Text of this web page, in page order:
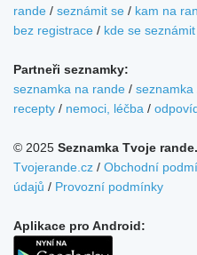
rande / seznámit se / kam na
bez registrace / kde se seznámit
Partneři seznamky:
seznamka na rande / seznamka
recepty / nemoci, léčba /
© 2025 Seznamka Tvoje
Tvojerande.cz / Obchodní
údajů / Provozní podmínky
Aplikace pro Android: